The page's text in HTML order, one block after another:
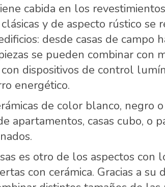
cabida en los
y de aspecto rústico se
desde casas de campo
se pueden combinar con
dispositivos de control
energético.
de color blanco, negro
apartamentos, casas cubo, o
es otro de los aspectos con
con cerámica. Gracias a su